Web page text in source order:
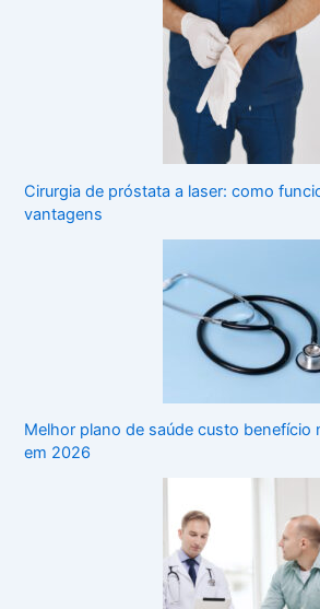
Cirurgia de próstata a laser: como
vantagens
Melhor plano de saúde custo benefício
em 2026